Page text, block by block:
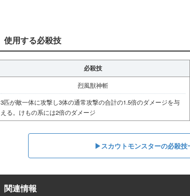
使用する必殺技
必殺技
烈風獣神斬
3匹が敵一体に攻撃し3体の通常攻撃の合計の1.5倍のダメージを与
える。けもの系には2倍のダメージ
▶スカウトモンスターの必殺技
関連情報